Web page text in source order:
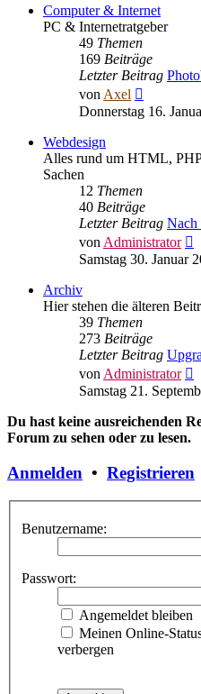
Computer & Internet
PC & Internetratgeber
49 Themen
169 Beiträge
Letzter Beitrag
vonAxel
Beitrag
Donnerstag 16.
Webdesign
Alles rund um HTML, PHP
Sachen
12 Themen
40 Beiträge
Letzter Beitrag
vonAdministrator
Samstag 30. Januar
Archiv
Hier stehen die älteren
39 Themen
273 Beiträge
Letzter Beitrag
vonAdministrator
Samstag 21.
Du hast keine ausreichenden
Forum zu sehen oder zu lesen.
Anmelden • Registrieren
Benutzername:
Passwort:
Angemeldet bleiben
Meinen Online-
verbergen